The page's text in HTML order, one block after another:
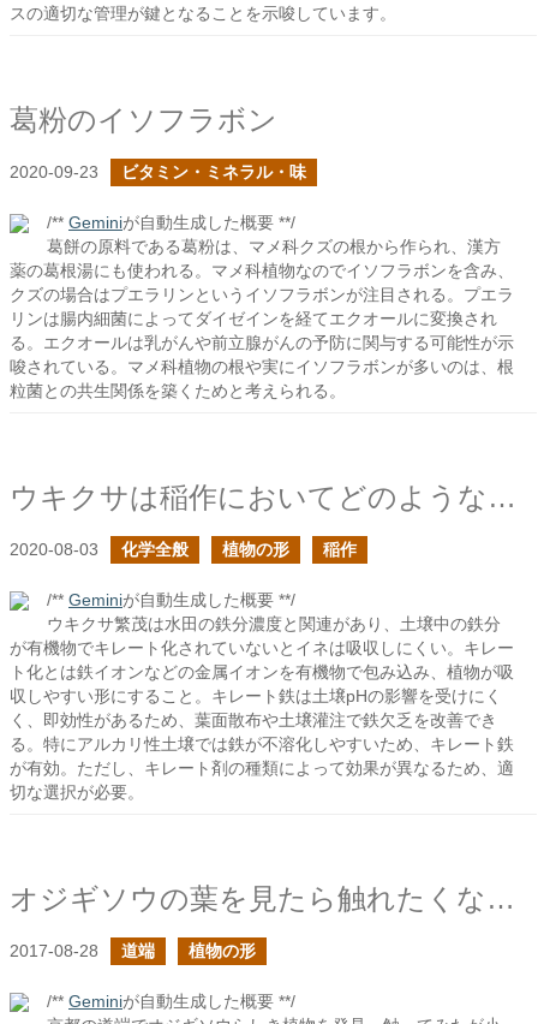
スの適切な管理が鍵となることを示唆しています。
葛粉のイソフラボン
2020-09-23 ビタミン・ミネラル・味
/** Geminiが自動生成した概要 **/
葛餅の原料である葛粉は、マメ科クズの根から作られ、漢方
薬の葛根湯にも使われる。マメ科植物なのでイソフラボンを含み、
クズの場合はプエラリンというイソフラボンが注目される。プエラ
リンは腸内細菌によってダイゼインを経てエクオールに変換され
る。エクオールは乳がんや前立腺がんの予防に関与する可能性が示
唆されている。マメ科植物の根や実にイソフラボンが多いのは、根
粒菌との共生関係を築くためと考えられる。
ウキクサは稲作においてどのような影響を与えるのか？
2020-08-03 化学全般 植物の形 稲作
/** Geminiが自動生成した概要 **/
ウキクサ繁茂は水田の鉄分濃度と関連があり、土壌中の鉄分
が有機物でキレート化されていないとイネは吸収しにくい。キレー
ト化とは鉄イオンなどの金属イオンを有機物で包み込み、植物が吸
収しやすい形にすること。キレート鉄は土壌pHの影響を受けにく
く、即効性があるため、葉面散布や土壌灌注で鉄欠乏を改善でき
る。特にアルカリ性土壌では鉄が不溶化しやすいため、キレート鉄
が有効。ただし、キレート剤の種類によって効果が異なるため、適
切な選択が必要。
オジギソウの葉を見たら触れたくなるもの
2017-08-28 道端 植物の形
/** Geminiが自動生成した概要 **/